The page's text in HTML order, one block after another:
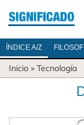
ÍNDICE A/Z
Inicio » Tecnología